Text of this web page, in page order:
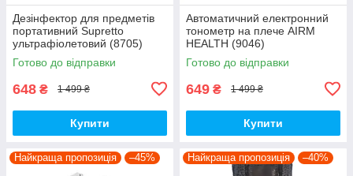
Дезінфектор для предметів
портативний Supretto
ультрафіолетовий (8705)
Готово до відправки
648 ₴ 1 499 ₴
Купити
Автоматичний електронний
тонометр на плече AIRM
HEALTH (9046)
Готово до відправки
649 ₴ 1 499 ₴
Купити
Найкраща пропозиція –45% Найкраща пропозиція –40%